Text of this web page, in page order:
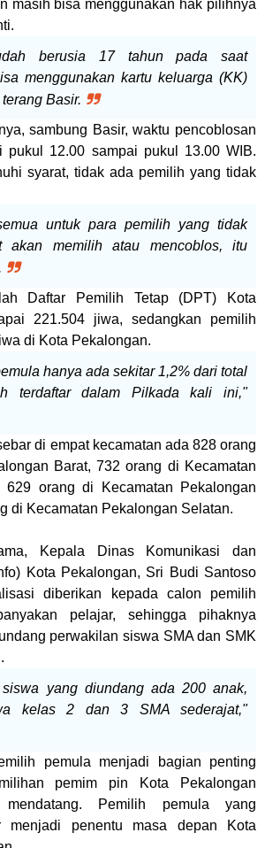
masih bisa menggunakan hak pilihnya
berusia 17 tahun pada saat
menggunakan kartu keluarga (KK)
Basir.
sambung Basir, waktu pencoblosan
pukul 12.00 sampai pukul 13.00 WIB.
syarat, tidak ada pemilih yang tidak
untuk para pemilih yang tidak
akan memilih atau mencoblos, itu
Daftar Pemilih Tetap (DPT) Kota
221.504 jiwa, sedangkan pemilih
di Kota Pekalongan.
hanya ada sekitar 1,2% dari total
terdaftar dalam Pilkada kali ini,"
di empat kecamatan ada 828 orang
Barat, 732 orang di Kecamatan
629 orang di Kecamatan Pekalongan
di Kecamatan Pekalongan Selatan.
Kepala Dinas Komunikasi dan
Kota Pekalongan, Sri Budi Santoso
diberikan kepada calon pemilih
pelajar, sehingga pihaknya
perwakilan siswa SMA dan SMK
yang diundang ada 200 anak,
kelas 2 dan 3 SMA sederajat,"
pemula menjadi bagian penting
pemim pin Kota Pekalongan
Pemilih pemula yang
menjadi penentu masa depan Kota